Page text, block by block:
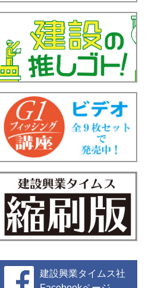
建設興業タイムス社